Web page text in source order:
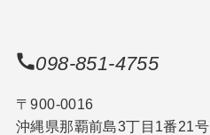
098-851-4755
〒900-0016
沖縄県那覇前島3丁目1番21号